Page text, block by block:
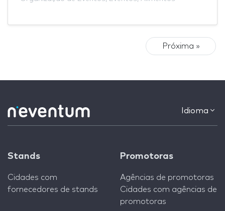
Próxima »
Idioma
Stands
Cidades com
fornecedores de stands
Promotoras
Agências de promotoras
Cidades com agências de
promotoras